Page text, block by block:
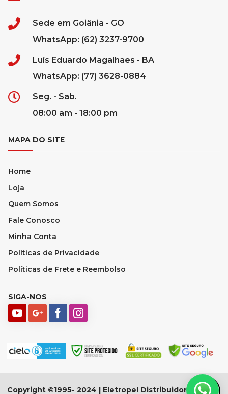
Sede em Goiânia - GO
WhatsApp: (62) 3237-9700
Luís Eduardo Magalhães - BA
WhatsApp: (77) 3628-0884
Seg. - Sab.
08:00 am - 18:00 pm
MAPA DO SITE
Home
Loja
Quem Somos
Fale Conosco
Minha Conta
Políticas de Privacidade
Políticas de Frete e Reembolso
SIGA-NOS
Copyright ©1995- 2024 | Eletropel Distribuidora - CNPJ: